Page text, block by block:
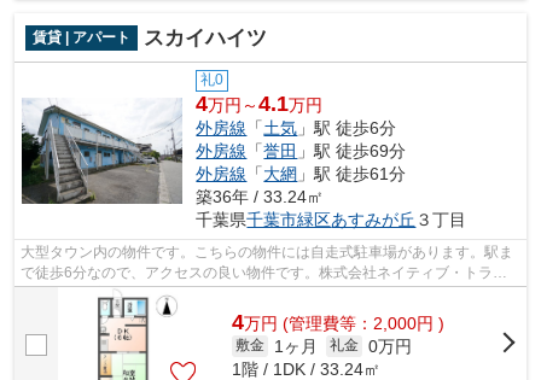
賃貸 | アパート スカイハイツ
礼0
4万円～4.1万円
外房線 「土気 」駅 徒歩6分
外房線 「誉田 」駅 徒歩69分
外房線 「大網 」駅 徒歩61分
築36年 / 33.24㎡
千葉県千葉市緑区あすみが丘 ３丁目
大型タウン内の物件です。こちらの物件には自走式駐車場があります。駅ま
で徒歩6分なので、アクセスの良い物件です。株式会社ネイティブ・トラス
トには千葉市緑区エリアの賃貸情報がご...
4万円 (管理費等：2,000円 )
敷金 1ヶ月 礼金 0万円
1階 / 1DK / 33.24㎡